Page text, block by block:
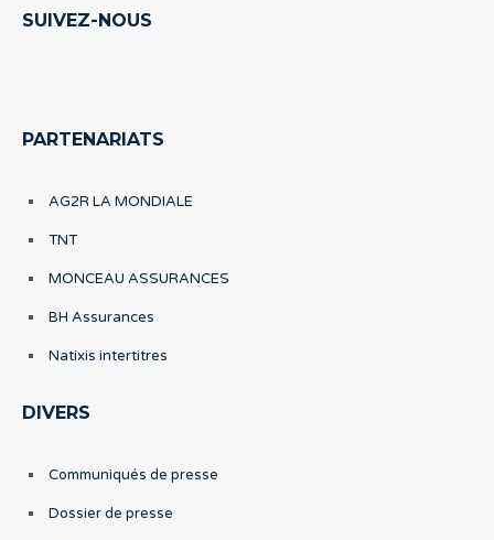
SUIVEZ-NOUS
PARTENARIATS
AG2R LA MONDIALE
TNT
MONCEAU ASSURANCES
BH Assurances
Natixis intertitres
DIVERS
Communiqués de presse
Dossier de presse